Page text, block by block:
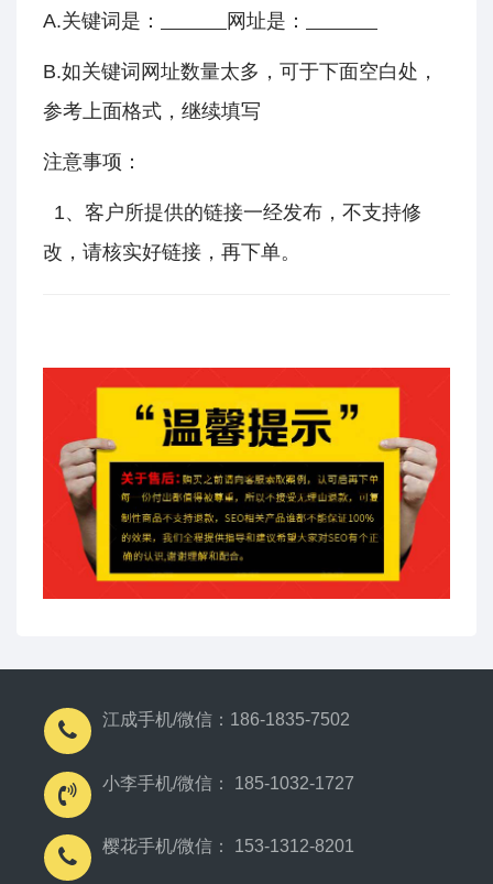
A.关键词是： 网址是：
B.如关键词网址数量太多，可于下面空白处，
参考上面格式，继续填写
注意事项：
1、客户所提供的链接一经发布，不支持修
改，请核实好链接，再下单。
江成手机/微信：186-1835-7502
小李手机/微信： 185-1032-1727
樱花手机/微信： 153-1312-8201